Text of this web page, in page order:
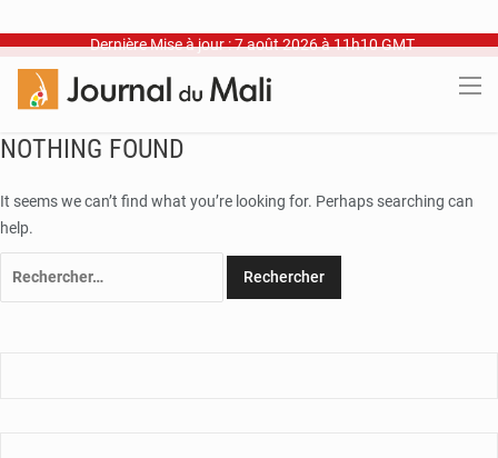
Dernière Mise à jour : 7 août 2026 à 11h10 GMT
NOTHING FOUND
It seems we can’t find what you’re looking for. Perhaps searching can
help.